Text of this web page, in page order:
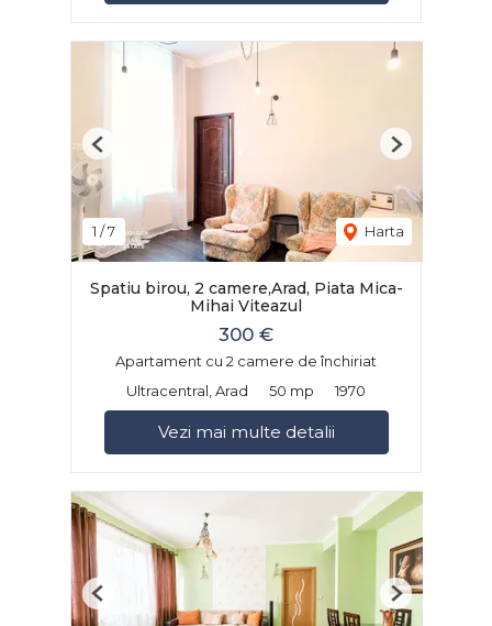
1 /7 Harta
Previous Next
Spatiu birou, 2 camere,Arad, Piata Mica-
Mihai Viteazul
300 €
Apartament cu 2 camere de închiriat
Ultracentral, Arad
50 mp 1970
Vezi mai multe detalii
Previous Next